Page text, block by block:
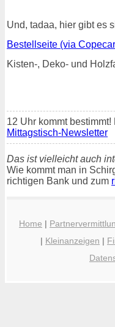
Und, tadaa, hier gibt es
Bestellseite (via
Kisten-, Deko- und
12 Uhr kommt
Mittagstisch-Newsletter
Das ist vielleicht auch
Wie kommt man in
richtigen Bank und zum
Home |
| Kleinanzeigen |